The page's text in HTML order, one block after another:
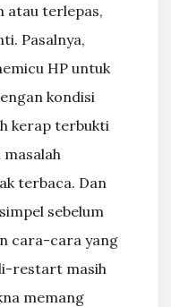
atau terlepas,
Pasalnya,
HP untuk
kondisi
kerap terbukti
terbaca. Dan
sebelum
cara-cara yang
restart masih
memang